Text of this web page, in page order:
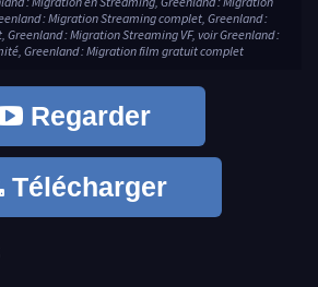
: Migration Streaming complet, Greenland :
: Migration Streaming VF, voir Greenland :
Greenland : Migration film gratuit complet
Regarder
Télécharger